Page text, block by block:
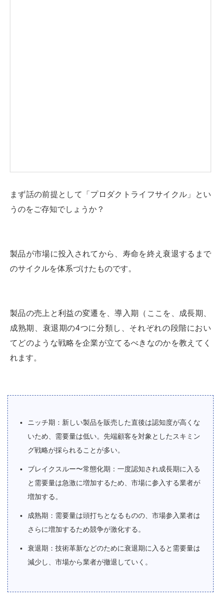
まず話の前提として「プロダクトライフサイクル」とい
うのをご存知でしょうか？
製品が市場に投入されてから、寿命を終え衰退するまで
のサイクルを体系づけたものです。
製品の売上と利益の変遷を、導入期（ここを、成長期、
成熟期、衰退期の4つに分類し、それぞれの段階におい
てどのような戦略を企業が立てるべきなのかを教えてく
れます。
ニッチ期：新しい製品を販売した直後は認知度が高くな
いため、需要量は低い。先端顧客を対象としたスキミン
グ戦略が採られることが多い。
ブレイクスルー〜常態化期：一度認知され成長期に入る
と需要量は急激に増加するため、市場に参入する業者が
増加する。
成熟期：需要量は頭打ちとなるものの、市場参入業者は
さらに増加するため競争が激化する。
衰退期：技術革新などのために衰退期に入ると需要量は
減少し、市場から業者が撤退していく。